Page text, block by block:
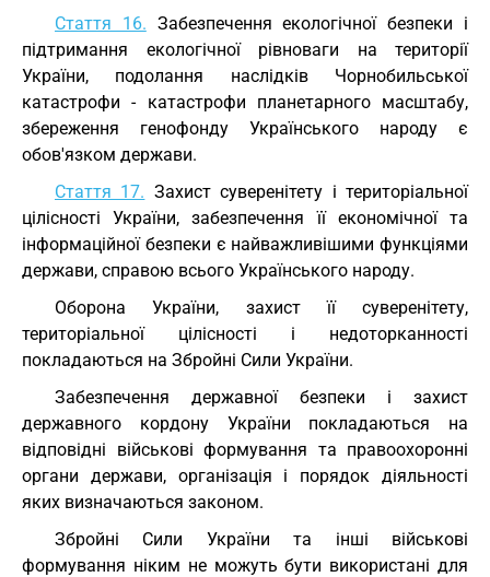
Стаття 16. Забезпечення екологічної безпеки і
підтримання екологічної рівноваги на території
України, подолання наслідків Чорнобильської
катастрофи - катастрофи планетарного масштабу,
збереження генофонду Українського народу є
обов'язком держави.
Стаття 17. Захист суверенітету і територіальної
цілісності України, забезпечення її економічної та
інформаційної безпеки є найважливішими функціями
держави, справою всього Українського народу.
Оборона України, захист її суверенітету,
територіальної цілісності і недоторканності
покладаються на Збройні Сили України.
Забезпечення державної безпеки і захист
державного кордону України покладаються на
відповідні військові формування та правоохоронні
органи держави, організація і порядок діяльності
яких визначаються законом.
Збройні Сили України та інші військові
формування ніким не можуть бути використані для